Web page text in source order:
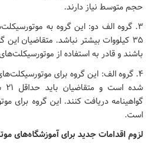
حجم متوسط نیاز دارند.
۳. گروه الف دو: این گروه به
باشند و قادر به استفاده از
۴. گروه الف: این گروه برای
گواهینامه دریافت کنند. این گروه برای
است.
لزوم اقدامات جدید برای آموزشگاه‌های